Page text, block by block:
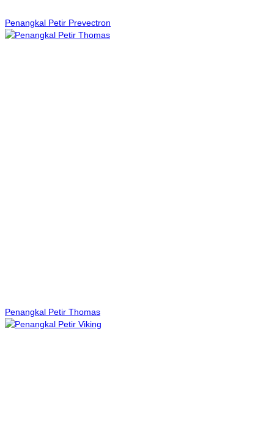
Penangkal Petir Prevectron
Penangkal Petir Thomas